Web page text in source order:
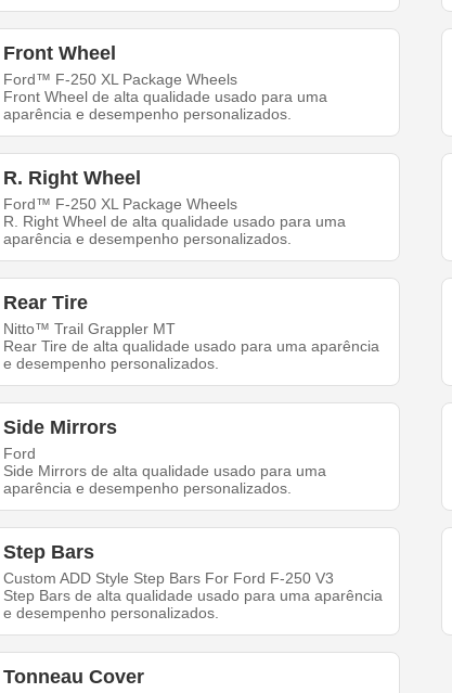
Front Wheel
Ford™ F-250 XL Package Wheels
Front Wheel de alta qualidade usado para uma
aparência e desempenho personalizados.
R. Right Wheel
Ford™ F-250 XL Package Wheels
R. Right Wheel de alta qualidade usado para uma
aparência e desempenho personalizados.
Rear Tire
Nitto™ Trail Grappler MT
Rear Tire de alta qualidade usado para uma aparência
e desempenho personalizados.
Side Mirrors
Ford
Side Mirrors de alta qualidade usado para uma
aparência e desempenho personalizados.
Step Bars
Custom ADD Style Step Bars For Ford F-250 V3
Step Bars de alta qualidade usado para uma aparência
e desempenho personalizados.
Tonneau Cover